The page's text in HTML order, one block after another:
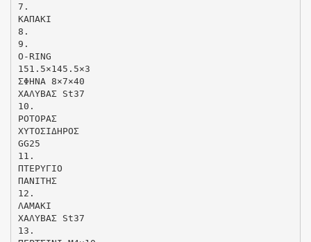
7.
ΚΑΠΑΚΙ
8.
9.
O-RING
151.5×145.5×3
ΣΦΗΝΑ 8×7×40
ΧΑΛΥΒΑΣ St37
10.
ΡΟΤΟΡΑΣ
ΧΥΤΟΣΙΔΗΡΟΣ
GG25
11.
ΠΤΕΡΥΓΙΟ
ΠΑΝΙΤΗΣ
12.
ΛΑΜΑΚΙ
ΧΑΛΥΒΑΣ St37
13.